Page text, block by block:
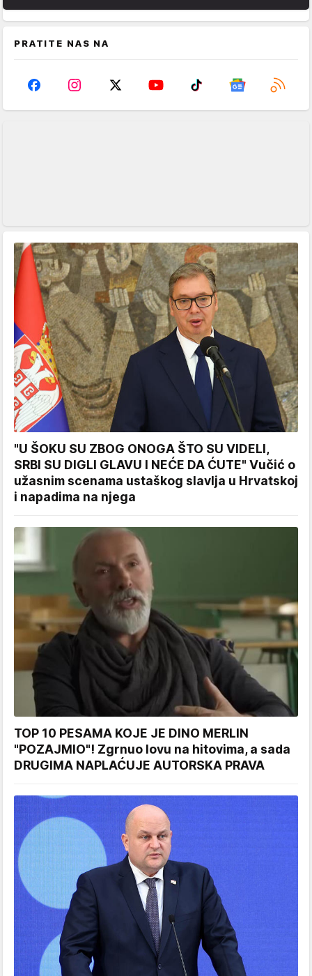
PRATITE NAS NA
"U ŠOKU SU ZBOG ONOGA ŠTO SU VIDELI,
SRBI SU DIGLI GLAVU I NEĆE DA ĆUTE" Vučić o
užasnim scenama ustaškog slavlja u Hrvatskoj
i napadima na njega
TOP 10 PESAMA KOJE JE DINO MERLIN
"POZAJMIO"! Zgrnuo lovu na hitovima, a sada
DRUGIMA NAPLAĆUJE AUTORSKA PRAVA